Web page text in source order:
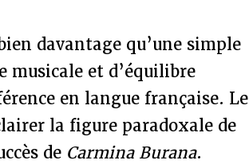
davantage qu’une simple
musicale et d’équilibre
en langue française. Le
la figure paradoxale de
de Carmina Burana.